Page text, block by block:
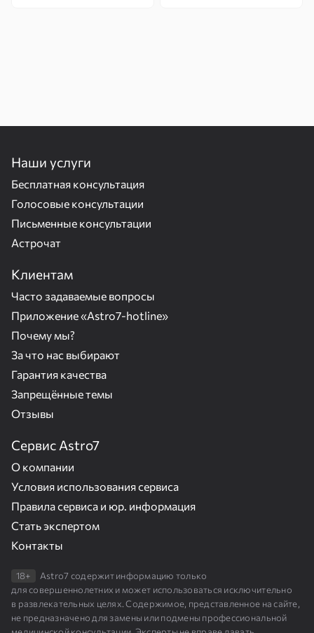
Наши услуги
Бесплатная консультация
Голосовые консультации
Письменные консультации
Астрочат
Клиентам
Часто задаваемые вопросы
Приложение «Astro7-hotline»
Почему мы?
За что нас выбирают
Гарантия качества
Запрещённые темы
Отзывы
Сервис Astro7
О компании
Условия использования сервиса
Правила сервиса и юр. информация
Стать экспертом
Контакты
18+
Astro7 содержит информацию только
для совершеннолетних и может использоваться исключительно
в развлекательных целях. Содержимое, представленное на сайте,
не предназначено для замены или подмены профессиональной